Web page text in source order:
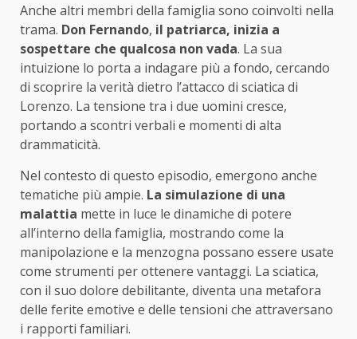
Anche altri membri della famiglia sono coinvolti nella
trama. Don Fernando, il patriarca, inizia a
sospettare che qualcosa non vada. La sua
intuizione lo porta a indagare più a fondo, cercando
di scoprire la verità dietro l’attacco di sciatica di
Lorenzo. La tensione tra i due uomini cresce,
portando a scontri verbali e momenti di alta
drammaticità.
Nel contesto di questo episodio, emergono anche
tematiche più ampie. La simulazione di una
malattia mette in luce le dinamiche di potere
all’interno della famiglia, mostrando come la
manipolazione e la menzogna possano essere usate
come strumenti per ottenere vantaggi. La sciatica,
con il suo dolore debilitante, diventa una metafora
delle ferite emotive e delle tensioni che attraversano
i rapporti familiari.